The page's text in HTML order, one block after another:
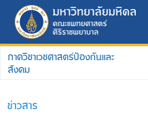
ภาควิชาเวชศาสตร์ป้องกันและ
สังคม
ข่าวสาร